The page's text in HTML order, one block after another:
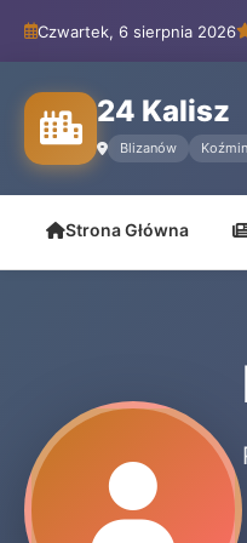
Czwartek, 6 sierpnia 2026
24 Kalisz
Blizanów
Strona Główna